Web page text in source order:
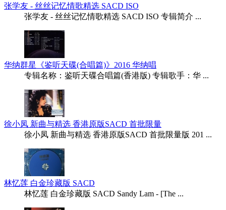
张学友 - 丝丝记忆情歌精选 SACD ISO
张学友 - 丝丝记忆情歌精选 SACD ISO 专辑简介 ...
华纳群星《鉴听天碟(合唱篇)》2016 华纳唱
专辑名称：鉴听天碟合唱篇(香港版) 专辑歌手：华 ...
徐小凤 新曲与精选 香港原版SACD 首批限量
徐小凤 新曲与精选 香港原版SACD 首批限量版 201 ...
林忆莲 白金珍藏版 SACD
林忆莲 白金珍藏版 SACD Sandy Lam - [The ...